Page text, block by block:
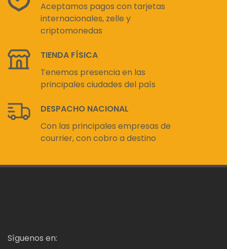
Aceptamos pagos con tarjetas
internacionales, zelle y
criptomonedas
TIENDA FÍSICA
Tenemos presencia en las
principales ciudades del país
DESPACHO NACIONAL
Con las principales empresas de
courrier, con cobro a destino
Síguenos en: